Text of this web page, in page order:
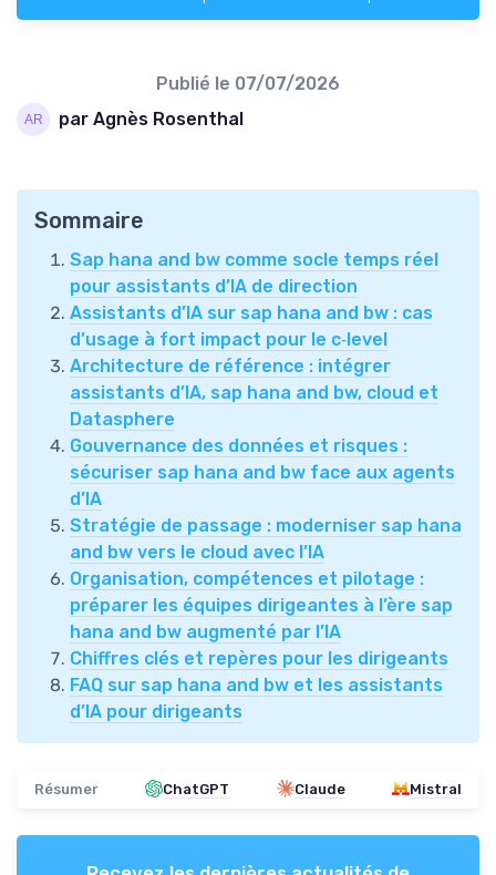
Publié le 07/07/2026
par Agnès Rosenthal
Sommaire
Sap hana and bw comme socle temps réel
pour assistants d’IA de direction
Assistants d’IA sur sap hana and bw : cas
d’usage à fort impact pour le c‑level
Architecture de référence : intégrer
assistants d’IA, sap hana and bw, cloud et
Datasphere
Gouvernance des données et risques :
sécuriser sap hana and bw face aux agents
d’IA
Stratégie de passage : moderniser sap hana
and bw vers le cloud avec l’IA
Organisation, compétences et pilotage :
préparer les équipes dirigeantes à l’ère sap
hana and bw augmenté par l’IA
Chiffres clés et repères pour les dirigeants
FAQ sur sap hana and bw et les assistants
d’IA pour dirigeants
Résumer ChatGPT Claude Mistral